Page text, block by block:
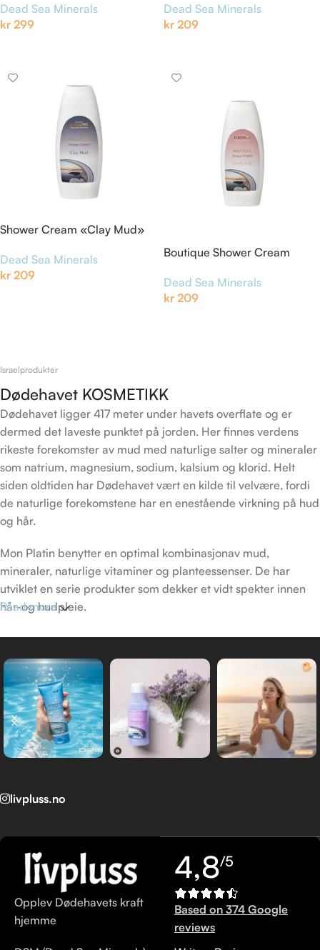
Dead Sea Minerals
kr 299
Dead Sea Minerals
kr 209
Shower Cream «Clay Mud»
Dead Sea Minerals
kr 209
Boutique Shower Cream
Dead Sea Minerals
kr 209
Israelprodukter
Dødehavet KOSMETIKK
Dødehavet ligger 417 meter under havets overflate og er
dermed det laveste punktet på jorden. Her finnes verdens
rikeste forekomster av mud med naturlige salter og mineraler
som natrium, magnesium, sodium, kalsium og klorid. Helt
siden oldtiden har Dødehavet vært en kilde til velvære, fordi
de naturlige forekomstene har en enestående virkning på hud
og hår.
Mon Platin benytter en optimal kombinasjonav mud,
mineraler, naturlige vitaminer og planteessenser. De har
utviklet en serie produkter som dekker et vidt spekter innen
hår-og hudpleie.
DSM (Dead Sea Minerals) produkt linje skapt av Mon Platin
sine forskere, er laget for alle de som verdsetter naturens
rolle i avansert hudpleie.
Read more
livpluss.no
Opplev Dødehavets kraft
hjemme
4,8/5
Based on 374 Google
reviews